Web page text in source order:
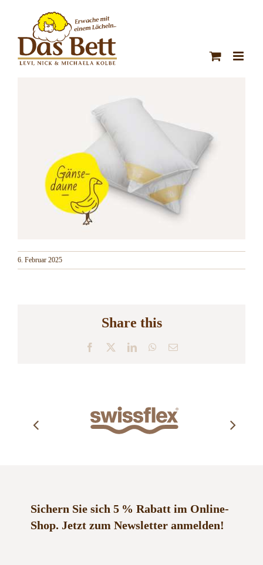
6. Februar 2025
Share this
Facebook LinkedInWhatsApp
E-
Sichern Sie sich 5 % Rabatt im Online-
Shop. Jetzt zum Newsletter anmelden!